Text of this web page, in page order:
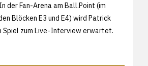
der Fan-Arena am Ball.Point (im
Blöcken E3 und E4) wird Patrick
Spiel zum Live-Interview erwartet.